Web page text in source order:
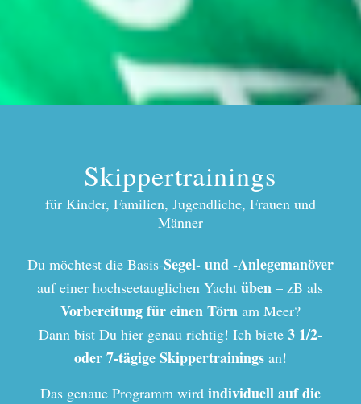
Skippertrainings
für Kinder, Familien, Jugendliche, Frauen und
Männer
Du möchtest die Basis-Segel- und -Anlegemanöver
auf einer hochseetauglichen Yachtüben – zB als
Vorbereitung für einen Törn am Meer?
Dann bist Du hier genau richtig! Ich biete 3 1/2-
oder 7-tägige Skippertrainingsan!
Das genaue Programm wird individuell auf die